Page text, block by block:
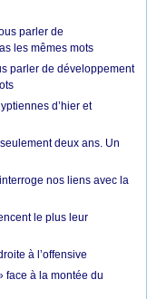
parler de
les mêmes mots
parler de développement
d’hier et
deux ans. Un
nos liens avec la
le plus leur
à l’offensive
face à la montée du